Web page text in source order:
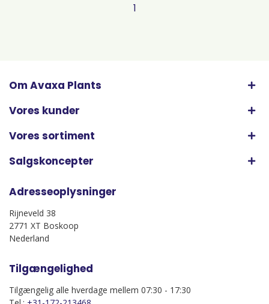
1
Om Avaxa Plants
Vores kunder
Vores sortiment
Salgskoncepter
Adresseoplysninger
Rijneveld 38
2771 XT Boskoop
Nederland
Tilgængelighed
Tilgængelig alle hverdage mellem 07:30 - 17:30